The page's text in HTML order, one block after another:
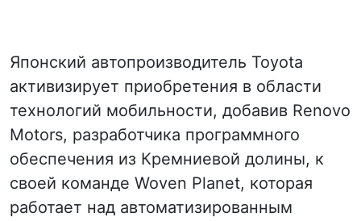
Японский автопроизводитель Toyota
активизирует приобретения в области
технологий мобильности, добавив Renovo
Motors, разработчика программного
обеспечения из Кремниевой долины, к
своей команде Woven Planet, которая
работает над автоматизированным